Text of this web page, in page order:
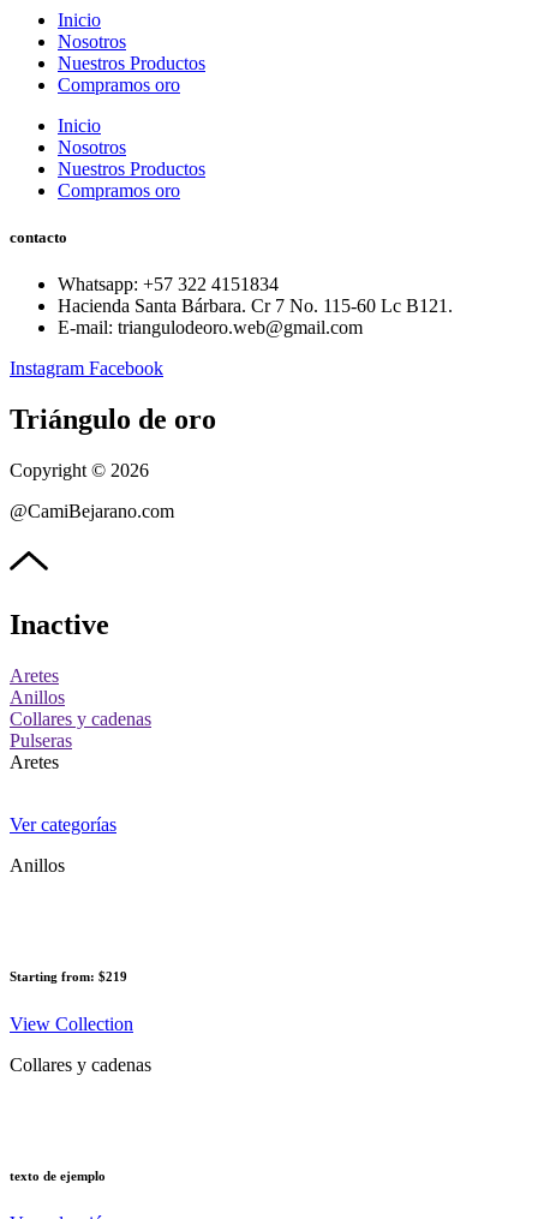
Inicio
Nosotros
Nuestros Productos
Compramos oro
Inicio
Nosotros
Nuestros Productos
Compramos oro
contacto
Whatsapp: ‪+57 322 4151834‬
Hacienda Santa Bárbara. Cr 7 No. 115-60 Lc B121.
E-mail: triangulodeoro.web@gmail.com
Instagram Facebook
Triángulo de oro
Copyright © 2026
@CamiBejarano.com
Inactive
Aretes
Anillos
Collares y cadenas
Pulseras
Aretes
Ver categorías
Anillos
Starting from: $219
View Collection
Collares y cadenas
texto de ejemplo